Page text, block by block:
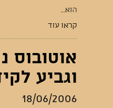
הוא...
קראו עוד
אוטובוס
וגביע
18/06/2006